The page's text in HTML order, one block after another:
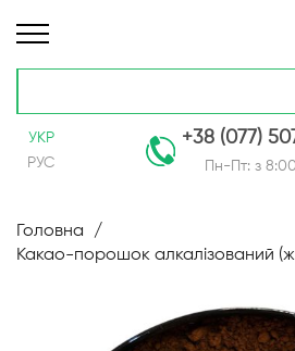
УКР
РУС
+38 (077)
Пн-Пт: з
Content
Головна
Какао-порошок алкалізований